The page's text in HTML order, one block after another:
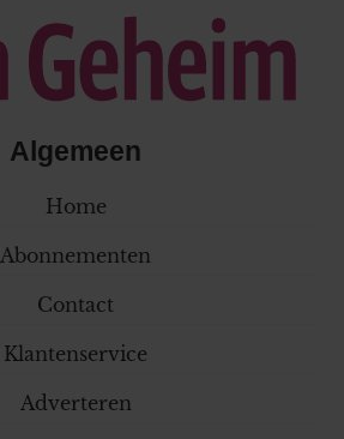
Algemeen
Home
Abonnementen
Contact
Klantenservice
Adverteren